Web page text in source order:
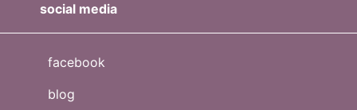
social media
facebook
blog